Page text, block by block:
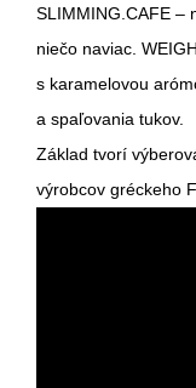
SLIMMING.CAFE –
niečo naviac.
s karamelovou
a spaľovania tukov.
Základ tvorí
výrobcov gréckeho